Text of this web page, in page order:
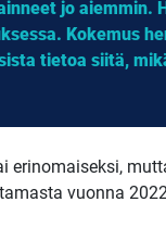
jo aiemmin.
Kokemus
tietoa siitä,
erinomaiseksi,
vuonna